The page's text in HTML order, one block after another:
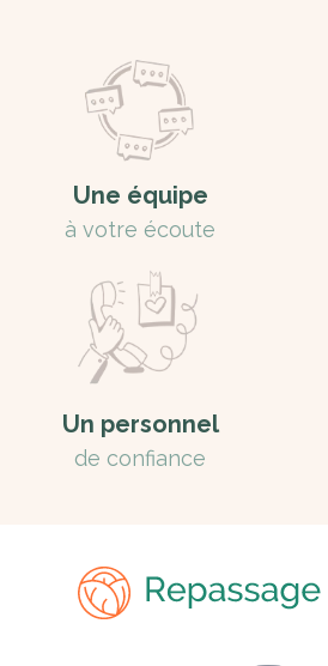
Une équipe
à votre écoute
Un personnel
de confiance